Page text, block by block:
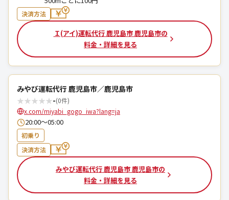
決済方法
Ｉ(アイ)運転代行 鹿児島市 鹿児島市の
料金・詳細を見る
みやび運転代行 鹿児島市／鹿児島市
★★★★★-(0件)
x.com/miyabi_gogo_iwa?lang=ja
20:00～05:00
初乗り
決済方法
みやび運転代行 鹿児島市 鹿児島市の
料金・詳細を見る